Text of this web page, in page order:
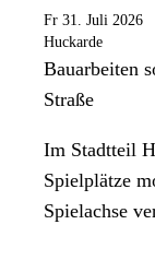
Fr 31. Juli 2026
Huckarde
Bauarbeiten
Straße
Im Stadtteil
Spielplätze
Spielachse